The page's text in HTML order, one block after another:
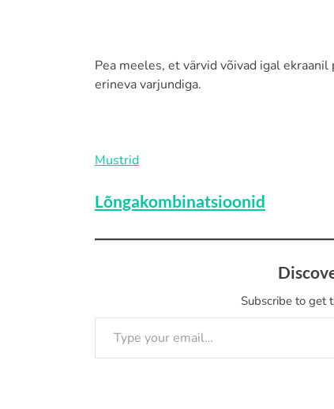
Pea meeles, et värvid võivad igal
erineva varjundiga.
Mustrid
Lõngakombinatsioonid
Subscribe to get
Type your email…